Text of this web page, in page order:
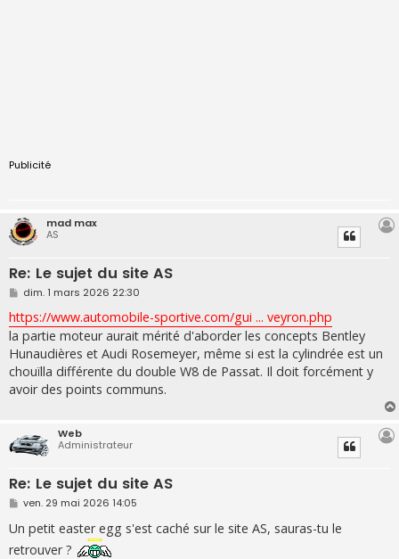
Publicité
mad max
AS
Re: Le sujet du site AS
M
s
s
a
g
e
dim. 1 mars 2026 22:30
https://www.automobile-sportive.com/gui ... veyron.php
la partie moteur aurait mérité d'aborder les concepts Bentley
Hunaudières et Audi Rosemeyer, même si est la cylindrée est un
chouïlla différente du double W8 de Passat. Il doit forcément y
avoir des points communs.
Web
Administrateur
Re: Le sujet du site AS
M
s
s
a
ven. 29 mai 2026 14:05
Un petit easter egg s'est caché sur le site AS, sauras-tu le
retrouver ?